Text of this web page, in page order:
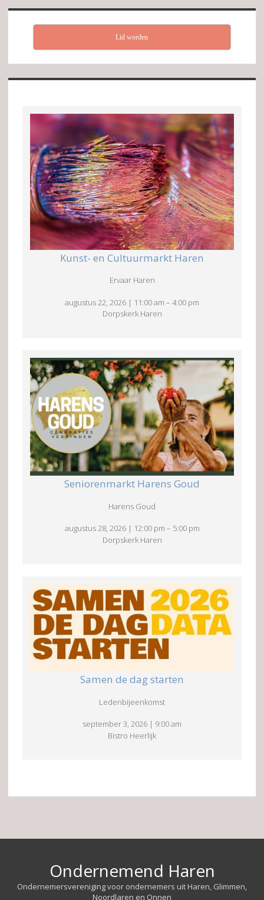
Lid worden
Kunst- en Cultuurmarkt Haren
Ervaar Haren
augustus 22, 2026 | 11:00 am – 4:00 pm
Dorpskerk Haren
Seniorenmarkt Harens Goud
Harens Goud
augustus 28, 2026 | 12:00 pm – 5:00 pm
Dorpskerk Haren
Samen de dag starten
Ledenbijeenkomst
september 3, 2026 | 9:00 am
Bistro Heerlijk
Ondernemend Haren
Ondernemersvereniging voor ondernemers uit Haren, Glimmen,
Noordlaren en Onnen